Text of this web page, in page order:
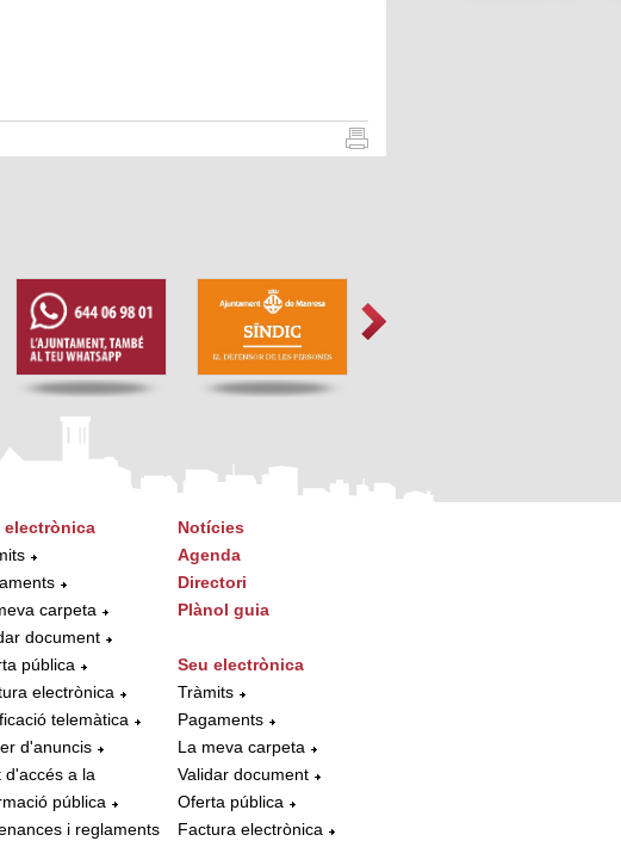
electrònica
carpeta
document
pública
electrònica
telemàtica
d'anuncis
d'accés a la
pública
i reglaments
Notícies
Agenda
Directori
Plànol guia
Seu electrònica
Tràmits
Pagaments
La meva carpeta
Validar document
Oferta pública
Factura electrònica